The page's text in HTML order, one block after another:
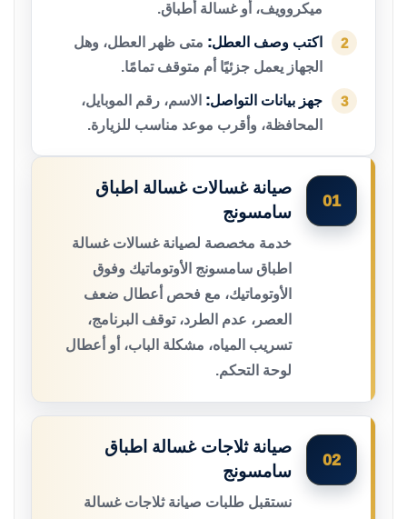
ميكروويف، أو غسالة أطباق.
2 اكتب وصف العطل: متى ظهر العطل، وهل
الجهاز يعمل جزئيًا أم متوقف تمامًا.
3 جهز بيانات التواصل: الاسم، رقم الموبايل،
المحافظة، وأقرب موعد مناسب للزيارة.
01
صيانة غسالات غسالة اطباق
سامسونج
خدمة مخصصة لصيانة غسالات غسالة
اطباق سامسونج الأوتوماتيك وفوق
الأوتوماتيك، مع فحص أعطال ضعف
العصر، عدم الطرد، توقف البرنامج،
تسريب المياه، مشكلة الباب، أو أعطال
لوحة التحكم.
02
صيانة ثلاجات غسالة اطباق
سامسونج
نستقبل طلبات صيانة ثلاجات غسالة